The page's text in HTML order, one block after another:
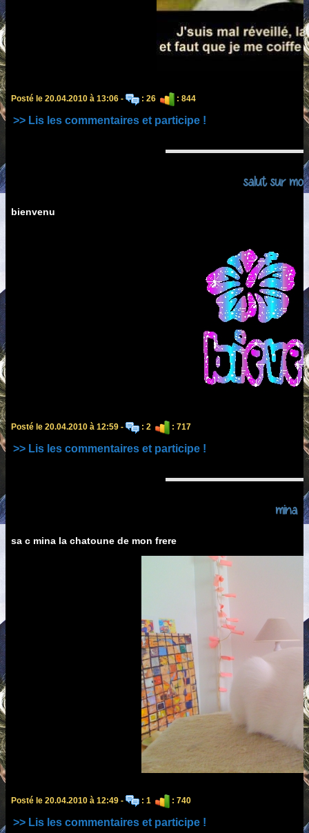
Posté le 20.04.2010 à 13:06 - : 26 : 844
>> Lis les commentaires et participe !
salut sur
bienvenu
Posté le 20.04.2010 à 12:59 - : 2 : 717
>> Lis les commentaires et participe !
mina
sa c mina la chatoune de mon frere
Posté le 20.04.2010 à 12:49 - : 1 : 740
>> Lis les commentaires et participe !